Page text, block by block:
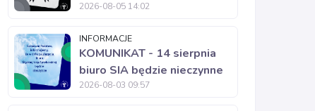
2026-08-05 14:02
INFORMACJE
KOMUNIKAT - 14 sierpnia
biuro SIA będzie nieczynne
2026-08-03 09:57